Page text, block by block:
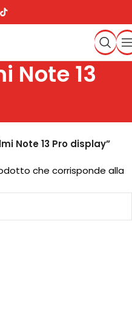
Note 13
Note 13 Pro display”
che corrisponde alla